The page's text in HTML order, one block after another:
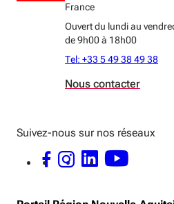
France
Ouvert du lundi au
de 9h00 à 18h00
Tel: +33 5 49 38 49 38
Nous contacter
Suivez-nous sur nos réseaux
FACEBOOK - OUVERTURE DANS UNE
INSTAGRAM - OUVERTURE DANS
LINKEDIN - OUVERTURE
YOUTUBE -